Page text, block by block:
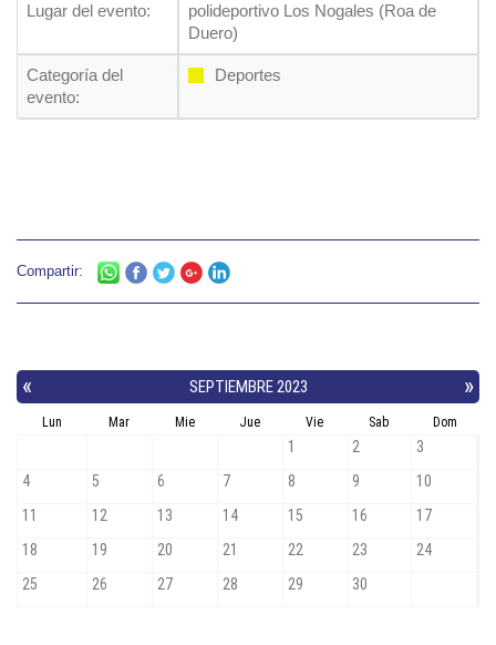
Lugar del evento:
polideportivo Los Nogales (Roa de
Duero)
Categoría del
evento:
Deportes
Compartir: